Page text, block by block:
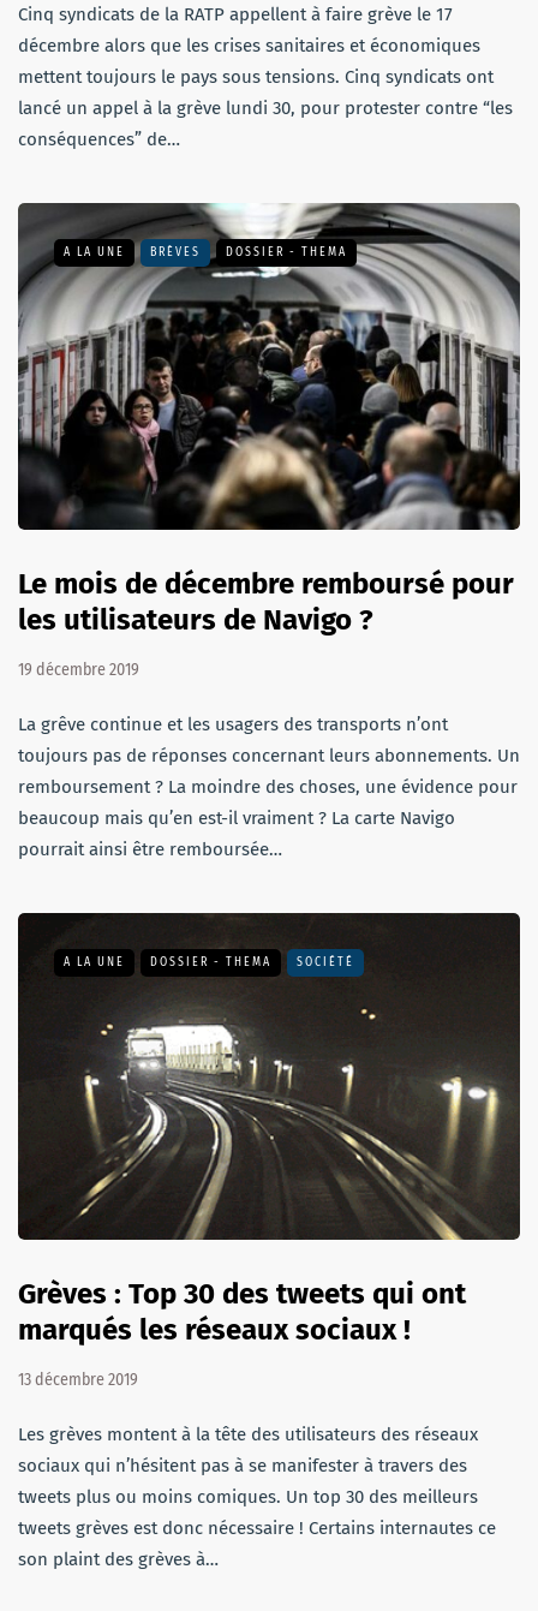
Cinq syndicats de la RATP appellent à faire grève le 17
décembre alors que les crises sanitaires et économiques
mettent toujours le pays sous tensions. Cinq syndicats ont
lancé un appel à la grève lundi 30, pour protester contre “les
conséquences” de…
A LA UNE BRÈVES DOSSIER - THEMA
Le mois de décembre remboursé pour
les utilisateurs de Navigo ?
19 décembre 2019
La grêve continue et les usagers des transports n’ont
toujours pas de réponses concernant leurs abonnements. Un
remboursement ? La moindre des choses, une évidence pour
beaucoup mais qu’en est-il vraiment ? La carte Navigo
pourrait ainsi être remboursée…
A LA UNE DOSSIER - THEMA SOCIÉTÉ
Grèves : Top 30 des tweets qui ont
marqués les réseaux sociaux !
13 décembre 2019
Les grèves montent à la tête des utilisateurs des réseaux
sociaux qui n’hésitent pas à se manifester à travers des
tweets plus ou moins comiques. Un top 30 des meilleurs
tweets grèves est donc nécessaire ! Certains internautes ce
son plaint des grèves à…